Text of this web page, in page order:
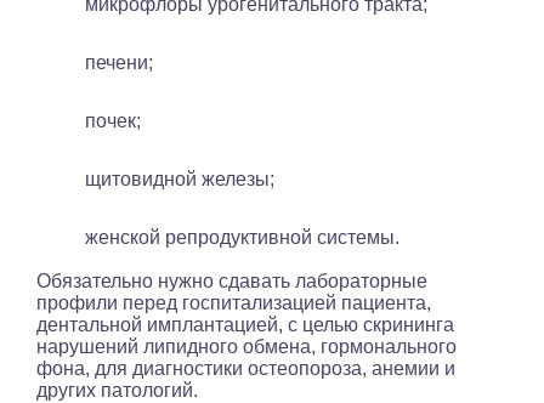
микрофлоры урогенитального тракта;
печени;
почек;
щитовидной железы;
женской репродуктивной системы.
Обязательно нужно сдавать лабораторные
профили перед госпитализацией пациента,
дентальной имплантацией, с целью скрининга
нарушений липидного обмена, гормонального
фона, для диагностики остеопороза, анемии и
других патологий.